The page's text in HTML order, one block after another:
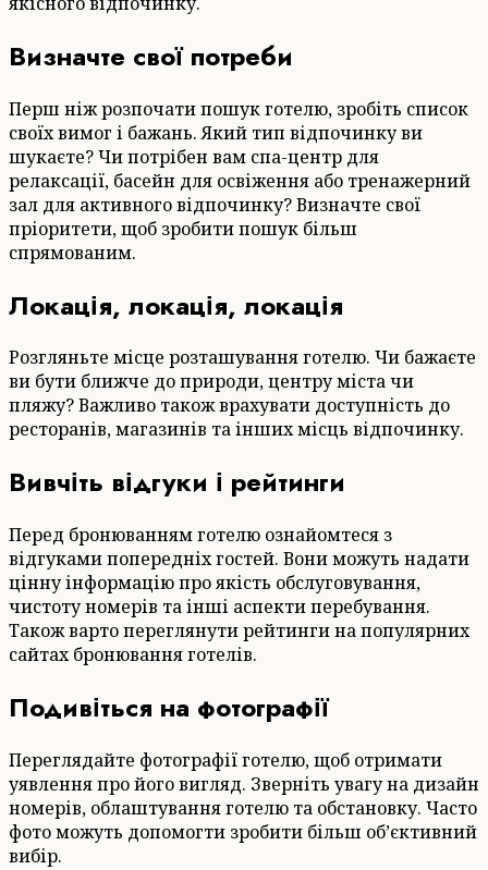
Визначте свої потреби
Перш ніж розпочати пошук готелю, зробіть список
своїх вимог і бажань. Який тип відпочинку ви
шукаєте? Чи потрібен вам спа-центр для
релаксації, басейн для освіження або тренажерний
зал для активного відпочинку? Визначте свої
пріоритети, щоб зробити пошук більш
спрямованим.
Локація, локація, локація
Розгляньте місце розташування готелю. Чи бажаєте
ви бути ближче до природи, центру міста чи
пляжу? Важливо також врахувати доступність до
ресторанів, магазинів та інших місць відпочинку.
Вивчіть відгуки і рейтинги
Перед бронюванням готелю ознайомтеся з
відгуками попередніх гостей. Вони можуть надати
цінну інформацію про якість обслуговування,
чистоту номерів та інші аспекти перебування.
Також варто переглянути рейтинги на популярних
сайтах бронювання готелів.
Подивіться на фотографії
Переглядайте фотографії готелю, щоб отримати
уявлення про його вигляд. Зверніть увагу на дизайн
номерів, облаштування готелю та обстановку. Часто
фото можуть допомогти зробити більш об’єктивний
вибір.